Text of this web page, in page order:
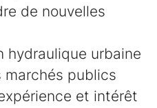
de nouvelles
hydraulique urbaine
publics
et intérêt